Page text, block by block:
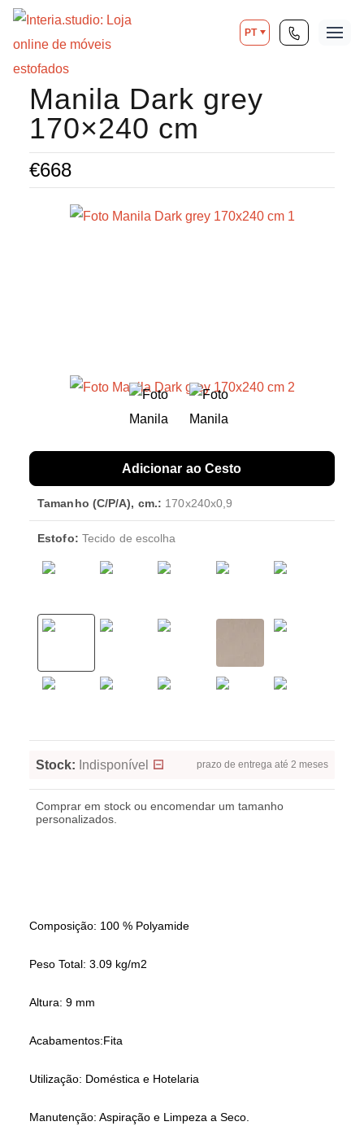
PT
Manila Dark grey
170×240 cm
€668
Tamanho (C/P/A), cm.: 170х240x0,9
Estofo: Tecido de escolha
Stock: Indisponível prazo de entrega até 2 meses
Comprar em stock ou encomendar um tamanho
personalizados.
Adicionar ao Cesto
Composição: 100 % Polyamide
Peso Total: 3.09 kg/m2
Altura: 9 mm
Acabamentos:Fita
Utilização: Doméstica e Hotelaria
Manutenção: Aspiração e Limpeza a Seco.